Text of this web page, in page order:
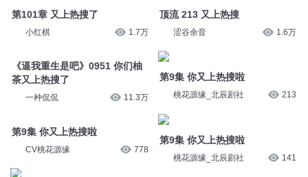
第101章 又上热搜了
小红棋 1.7万
《逼我重生是吧》0951 你们柚
茶又上热搜了
一种侃侃 11.3万
第9集 你又上热搜啦
CV桃花源缘 778
顶流 213 又上热搜
涩谷余音 1.6万
第9集 你又上热搜啦
桃花源缘_北辰剧社 213
第9集 你又上热搜啦
桃花源缘_北辰剧社 141